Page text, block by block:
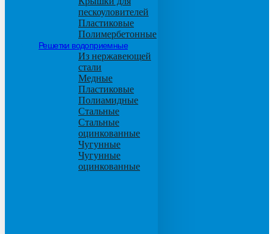
пескоуловителей
Пластиковые
Полимербетонные
Решетки водоприемные
Из нержавеющей
стали
Медные
Пластиковые
Полиамидные
Стальные
Стальные
оцинкованные
Чугунные
Чугунные
оцинкованные